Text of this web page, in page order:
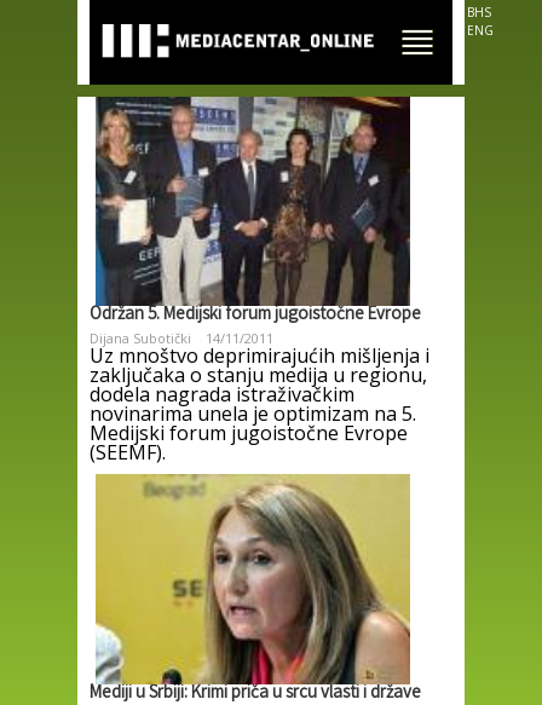
main
content
BHS
ENG
Održan 5. Medijski forum jugoistočne Evrope
Dijana Subotički 14/11/2011
Uz mnoštvo deprimirajućih mišljenja i
zaključaka o stanju medija u regionu,
dodela nagrada istraživačkim
novinarima unela je optimizam na 5.
Medijski forum jugoistočne Evrope
(SEEMF).
Mediji u Srbiji: Krimi priča u srcu vlasti i države